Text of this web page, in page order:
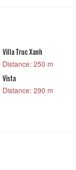
Villa Truc Xanh
Distance: 250 m
Vista
Distance: 290 m